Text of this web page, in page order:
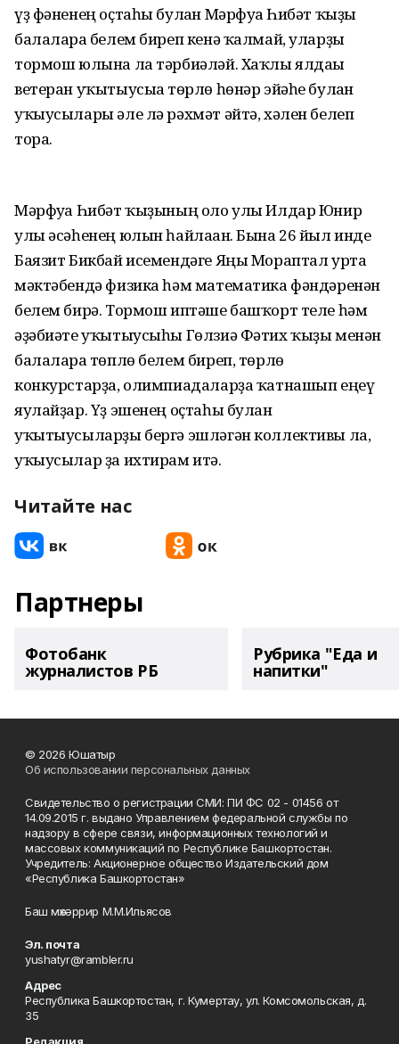
үҙ фәненең оҫтаһы булған Мәрфуға Һибәт ҡыҙы
балаларға белем биреп кенә ҡалмай, уларҙы
тормош юлына ла тәрбиәләй. Хаҡлы ялдағы
ветеран уҡытыусыға төрлө һөнәр эйәһе булған
уҡыусылары әле лә рәхмәт әйтә, хәлен белеп
тора.
Мәрфуға Һибәт ҡыҙының оло улы Илдар Юнир
улы әсәһенең юлын һайлаған. Бына 26 йыл инде
Баязит Бикбай исемендәге Яңы Мораптал урта
мәктәбендә физика һәм математика фәндәренән
белем бирә. Тормош иптәше башҡорт теле һәм
әҙәбиәте уҡытыусыһы Гөлзиә Фәтих ҡыҙы менән
балаларға төплө белем биреп, төрлө
конкурстарҙа, олимпиадаларҙа ҡатнашып еңеү
яулайҙар. Үҙ эшенең оҫтаһы булған
уҡытыусыларҙы бергә эшләгән коллективы ла,
уҡыусылар ҙа ихтирам итә.
Читайте нас
Партнеры
Фотобанк
журналистов РБ
Рубрика "Еда и
напитки"
© 2026 Юшатыр
Об использовании персональных данных
Свидетельство о регистрации СМИ: ПИ ФС 02 - 01456 от
14.09.2015 г. выдано Управлением федеральной службы по
надзору в сфере связи, информационных технологий и
массовых коммуникаций по Республике Башкортостан.
Учредитель: Акционерное общество Издательский дом
«Республика Башкортостан»
Баш мөхәррир М.М.Ильясов
Эл. почта
yushatyr@rambler.ru
Адрес
Республика Башкортостан, г. Кумертау, ул. Комсомольская, д.
35